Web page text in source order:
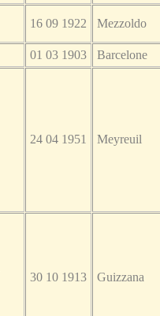
16 09 1922 Mezzoldo
01 03 1903 Barcelone
24 04 1951 Meyreuil
30 10 1913 Guizzana